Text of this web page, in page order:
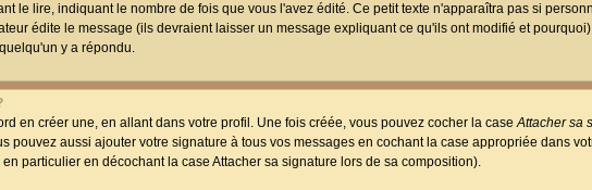
le lire, indiquant le nombre de fois que vous l'avez édité. Ce petit texte n'apparaîtra pas si
édite le message (ils devraient laisser un message expliquant ce qu'ils ont modifié et
y a répondu.
en créer une, en allant dans votre profil. Une fois créée, vous pouvez cocher la caseAttacher sa
pouvez aussi ajouter votre signature à tous vos messages en cochant la case appropriée dans
particulier en décochant la case Attacher sa signature lors de sa composition).